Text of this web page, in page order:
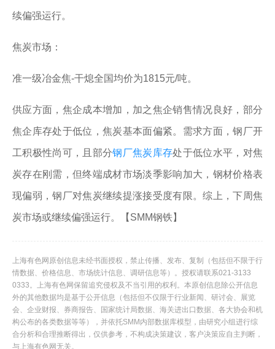
续偏强运行。
焦炭市场：
准一级冶金焦-干熄全国均价为1815元/吨。
供应方面，焦企成本增加，加之焦企销售情况良好，部分
焦企库存处于低位，焦炭基本面偏紧。需求方面，钢厂开
工积极性尚可，且部分钢厂焦炭库存处于低位水平，对焦
炭存在刚需，但终端成材市场淡季影响加大，钢材价格表
现偏弱，钢厂对焦炭继续提涨接受度有限。综上，下周焦
炭市场或继续偏强运行。【SMM钢铁】
上海有色网原创信息未经书面授权，禁止传播、发布、复制（包括但不限于行
情数据、价格信息、市场统计信息、调研信息等）。授权请联系021-3133
0333。上海有色网保留追究侵权及不当引用的权利。本原创信息除公开信息
外的其他数据均是基于公开信息（包括但不仅限于行业新闻、研讨会、展览
会、企业财报、券商报告、国家统计局数据、海关进出口数据、各大协会和机
构公布的各类数据等等），并依托SMM内部数据库模型，由研究小组进行综
合分析和合理推断得出，仅供参考，不构成决策建议，客户决策应自主判断，
与上海有色网无关。